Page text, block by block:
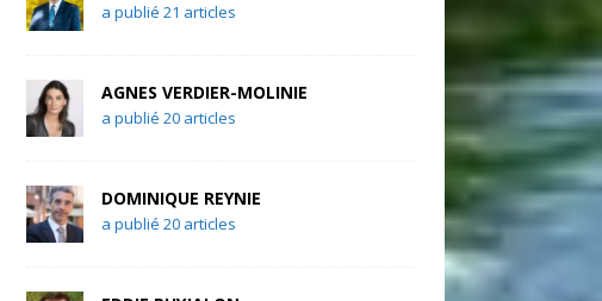
a publié 21 articles
AGNES VERDIER-MOLINIE
a publié 20 articles
DOMINIQUE REYNIE
a publié 20 articles